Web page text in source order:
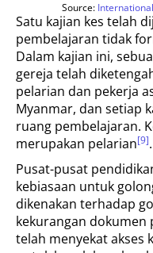
Source:
Satu kajian kes telah
pembelajaran tidak
Dalam kajian ini,
gereja telah
pelarian dan pekerja
Myanmar, dan setiap
ruang pembelajaran.
merupakan pelarian[9].
Pusat-pusat
kebiasaan untuk
dikenakan terhadap
kekurangan
telah menyekat akses